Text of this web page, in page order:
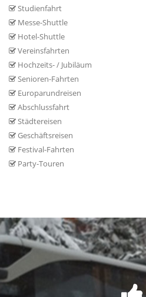
Studienfahrt
Messe-Shuttle
Hotel-Shuttle
Vereinsfahrten
Hochzeits- / Jubiläum
Senioren-Fahrten
Europarundreisen
Abschlussfahrt
Städtereisen
Geschäftsreisen
Festival-Fahrten
Party-Touren